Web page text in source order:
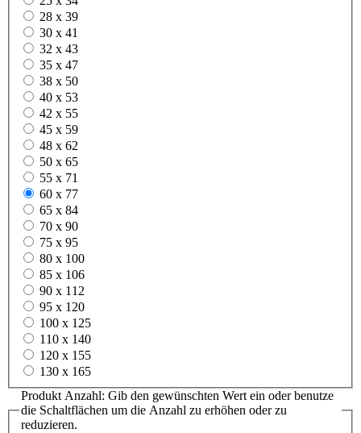
28 x 39
30 x 41
32 x 43
35 x 47
38 x 50
40 x 53
42 x 55
45 x 59
48 x 62
50 x 65
55 x 71
60 x 77
65 x 84
70 x 90
75 x 95
80 x 100
85 x 106
90 x 112
95 x 120
100 x 125
110 x 140
120 x 155
130 x 165
Produkt Anzahl: Gib den gewünschten Wert ein oder benutze
die Schaltflächen um die Anzahl zu erhöhen oder zu
reduzieren.